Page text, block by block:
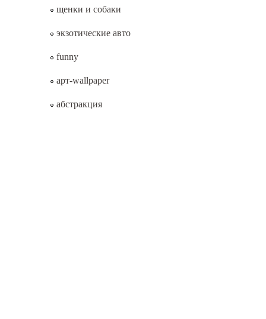
щенки и собаки
экзотические авто
funny
арт-wallpaper
абстракция